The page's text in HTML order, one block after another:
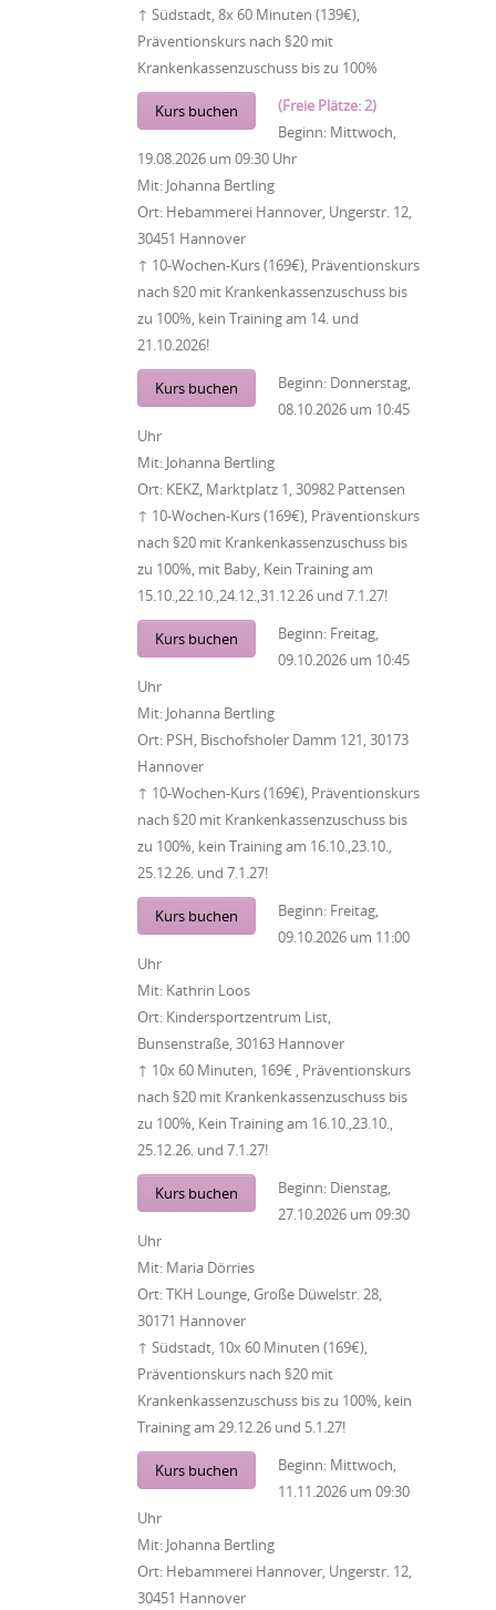
↑ Südstadt, 8x 60 Minuten (139€),
Präventionskurs nach §20 mit
Krankenkassenzuschuss bis zu 100%
Kurs buchen
(Freie Plätze: 2)
Beginn: Mittwoch,
19.08.2026 um 09:30 Uhr
Mit: Johanna Bertling
Ort: Hebammerei Hannover, Ungerstr. 12,
30451 Hannover
↑ 10-Wochen-Kurs (169€), Präventionskurs
nach §20 mit Krankenkassenzuschuss bis
zu 100%, kein Training am 14. und
21.10.2026!
Kurs buchen Beginn: Donnerstag,
08.10.2026 um 10:45
Uhr
Mit: Johanna Bertling
Ort: KEKZ, Marktplatz 1, 30982 Pattensen
↑ 10-Wochen-Kurs (169€), Präventionskurs
nach §20 mit Krankenkassenzuschuss bis
zu 100%, mit Baby, Kein Training am
15.10.,22.10.,24.12.,31.12.26 und 7.1.27!
Kurs buchen Beginn: Freitag,
09.10.2026 um 10:45
Uhr
Mit: Johanna Bertling
Ort: PSH, Bischofsholer Damm 121, 30173
Hannover
↑ 10-Wochen-Kurs (169€), Präventionskurs
nach §20 mit Krankenkassenzuschuss bis
zu 100%, kein Training am 16.10.,23.10.,
25.12.26. und 7.1.27!
Kurs buchen Beginn: Freitag,
09.10.2026 um 11:00
Uhr
Mit: Kathrin Loos
Ort: Kindersportzentrum List,
Bunsenstraße, 30163 Hannover
↑ 10x 60 Minuten, 169€ , Präventionskurs
nach §20 mit Krankenkassenzuschuss bis
zu 100%, Kein Training am 16.10.,23.10.,
25.12.26. und 7.1.27!
Kurs buchen Beginn: Dienstag,
27.10.2026 um 09:30
Uhr
Mit: Maria Dörries
Ort:TKH Lounge, Große Düwelstr. 28,
30171 Hannover
↑ Südstadt, 10x 60 Minuten (169€),
Präventionskurs nach §20 mit
Krankenkassenzuschuss bis zu 100%, kein
Training am 29.12.26 und 5.1.27!
Kurs buchen Beginn: Mittwoch,
11.11.2026 um 09:30
Uhr
Mit: Johanna Bertling
Ort: Hebammerei Hannover, Ungerstr. 12,
30451 Hannover